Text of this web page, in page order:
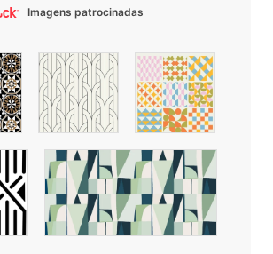
Imagens patrocinadas